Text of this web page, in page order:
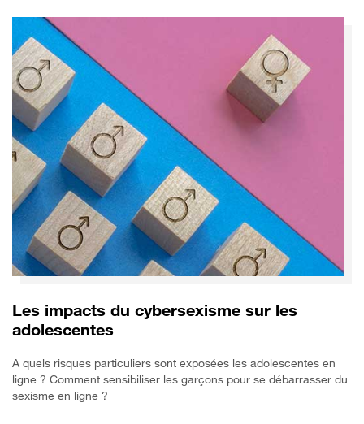
Les impacts du cybersexisme sur les
adolescentes
A quels risques particuliers sont exposées les adolescentes en
ligne ? Comment sensibiliser les garçons pour se débarrasser du
sexisme en ligne ?